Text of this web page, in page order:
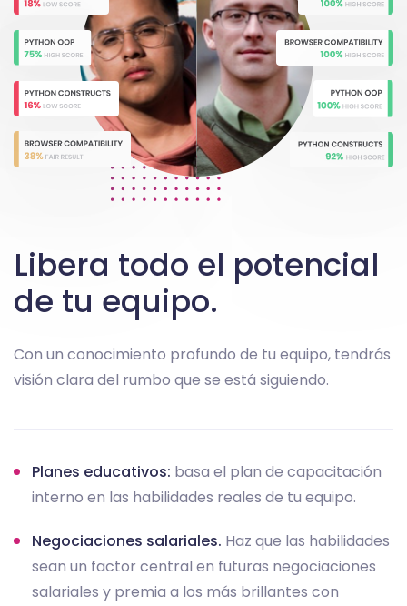
Libera todo el potencial
de tu equipo.
Con un conocimiento profundo de tu equipo, tendrás
visión clara del rumbo que se está siguiendo.
Planes educativos: basa el plan de capacitación
interno en las habilidades reales de tu equipo.
Negociaciones salariales. Haz que las habilidades
sean un factor central en futuras negociaciones
salariales y premia a los más brillantes con